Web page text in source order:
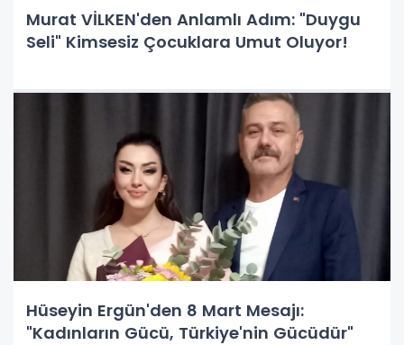
Murat VİLKEN'den Anlamlı Adım: "Duygu
Seli" Kimsesiz Çocuklara Umut Oluyor!
Hüseyin Ergün'den 8 Mart Mesajı:
"Kadınların Gücü, Türkiye'nin Gücüdür"